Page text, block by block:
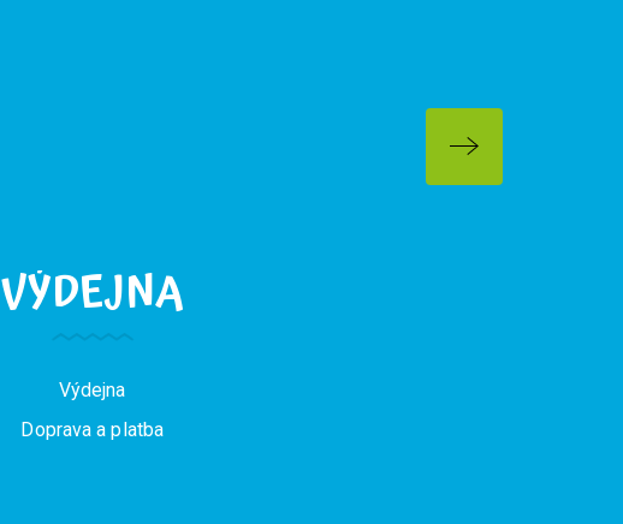
VÝDEJNA
Výdejna
Doprava a platba